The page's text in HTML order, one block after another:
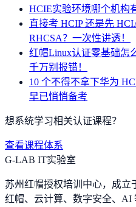
HCIE实验环境哪个机构
直接考 HCIP 还是先
RHCSA？一次性讲透！
红帽Linux认证零基础怎
千万别报错！
10 个不得不拿下华为
早已悄悄备考
想系统学习相关认证课程？
查看课程体系
G-LAB IT实验室
苏州红帽授权培训中心，成立
红帽、云计算、数字安全、AI